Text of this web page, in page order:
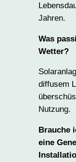
Jahren.
Was
Wetter?
diffusem
Nutzung.
Brauche
eine